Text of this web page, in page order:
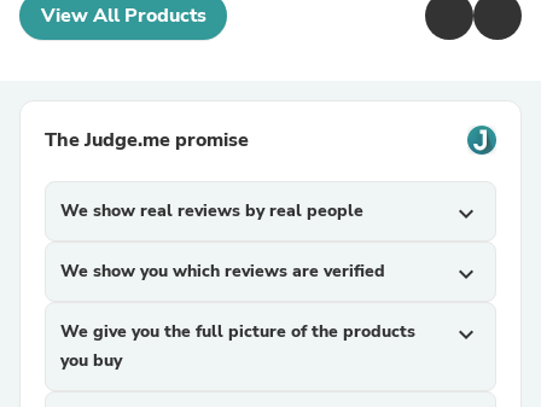
View All Products
The Judge.me promise
We show real reviews by real people expand_more
We show you which reviews are verified expand_more
We give you the full picture of the products
you buy
expand_more